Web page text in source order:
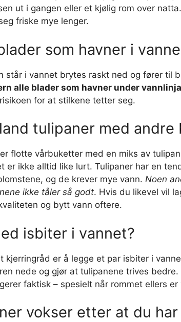
ut i gangen eller et kjølig rom over
friske mye lenger.
som havner i
står i vannet brytes raskt ned og fører til
alle blader som havner under vannlinja
for at stilkene tetter seg.
tulipaner med andre
flotte vårbuketter med en miks av
er ikke alltid like lurt. Tulipaner har en
og de krever mye vann. Noen
ikke tåler så godt. Hvis du likevel vil
og bytt vann oftere.
isbiter i vannet?
kjerringråd er å legge et par isbiter i
nede og gjør at tulipanene trives
faktisk – spesielt når rommet ellers er
vokser etter at du